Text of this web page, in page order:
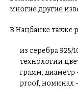
многие другие
В Нацбанке также
из серебра
технологии
грамм, диаметр
proof, номинал